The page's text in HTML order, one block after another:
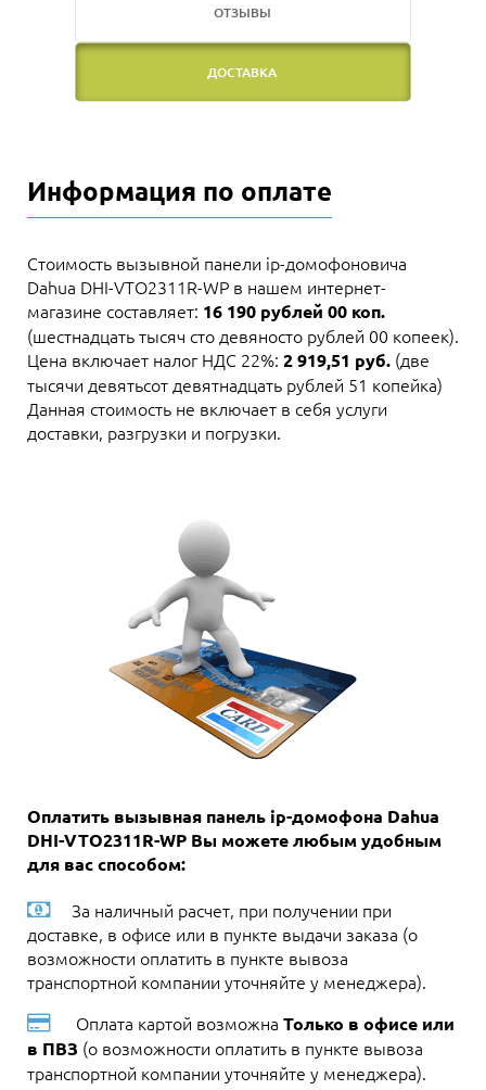
ОТЗЫВЫ
ДОСТАВКА
Информация по оплате
Стоимость вызывной панели ip-домофоновича
Dahua DHI-VTO2311R-WP в нашем интернет-
магазине составляет: 16 190 рублей 00 коп.
(шестнадцать тысяч сто девяносто рублей 00 копеек).
Цена включает налог НДС 22%: 2 919,51 руб. (две
тысячи девятьсот девятнадцать рублей 51 копейка)
Данная стоимость не включает в себя услуги
доставки, разгрузки и погрузки.
Оплатить вызывная панель ip-домофона Dahua
DHI-VTO2311R-WP Вы можете любым удобным
для вас способом:
За наличный расчет, при получении при
доставке, в офисе или в пункте выдачи заказа (о
возможности оплатить в пункте вывоза
транспортной компании уточняйте у менеджера).
Оплата картой возможна Только в офисе или
в ПВЗ (о возможности оплатить в пункте вывоза
транспортной компании уточняйте у менеджера).